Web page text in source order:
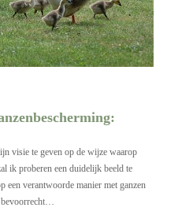
visie te geven op de wijze waarop
ik proberen een duidelijk beeld te
een verantwoorde manier met ganzen
bevoorrecht…